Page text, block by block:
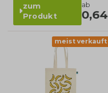
zum
Produkt
ab
0,64
meist verkauft